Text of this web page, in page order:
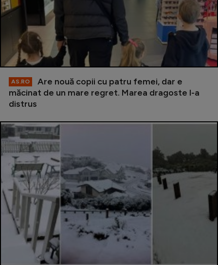
AS.RO
Are nouă copii cu patru femei, dar e
măcinat de un mare regret. Marea dragoste l-a
distrus